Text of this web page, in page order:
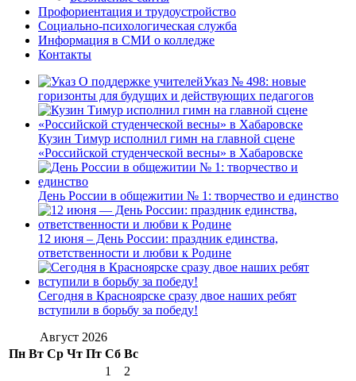
Профориентация и трудоустройство
Социально-психологическая служба
Информация в СМИ о колледже
Контакты
Указ № 498: новые
горизонты для будущих и действующих педагогов
Кузин Тимур исполнил гимн на главной сцене
«Российской студенческой весны» в Хабаровске
День России в общежитии № 1: творчество и единство
12 июня – День России: праздник единства,
ответственности и любви к Родине
Сегодня в Красноярске сразу двое наших ребят
вступили в борьбу за победу!
Август 2026
Пн Вт Ср Чт Пт Сб Вс
1
2